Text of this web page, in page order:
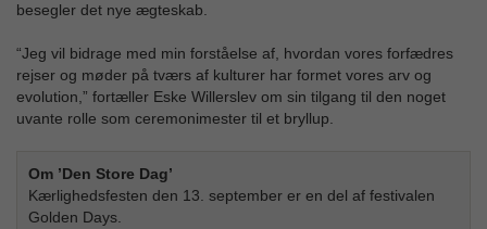
besegler det nye ægteskab.
“Jeg vil bidrage med min forståelse af, hvordan vores forfædres
rejser og møder på tværs af kulturer har formet vores arv og
evolution,” fortæller Eske Willerslev om sin tilgang til den noget
uvante rolle som ceremonimester til et bryllup.
Om ’Den Store Dag’
Kærlighedsfesten den 13. september er en del af festivalen
Golden Days.